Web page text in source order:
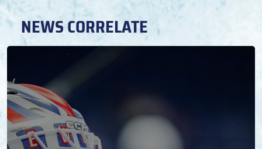
NEWS CORRELATE